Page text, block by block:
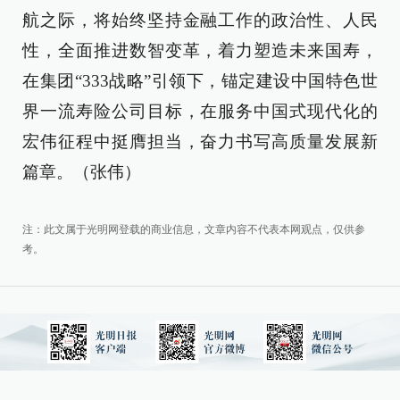
航之际，将始终坚持金融工作的政治性、人民
性，全面推进数智变革，着力塑造未来国寿，
在集团“333战略”引领下，锚定建设中国特色世
界一流寿险公司目标，在服务中国式现代化的
宏伟征程中挺膺担当，奋力书写高质量发展新
篇章。（张伟）
注：此文属于光明网登载的商业信息，文章内容不代表本网观点，仅供参
考。